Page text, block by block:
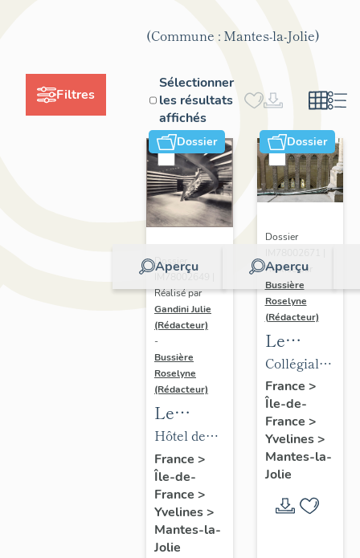
Filtres
(Commune : Mantes-la-Jolie)
Sélectionner
les résultats
affichés
Dossier
Aperçu
Dossier
IM78002649 |
Réalisé par
Gandini Julie
(Rédacteur)
-
Bussière
Roselyne
(Rédacteur)
Le
mobilier
de l'hôtel
de ville
Hôtel de
ville
France >
Île-de-
France >
Yvelines>
Mantes-la-
Jolie
Dossier
Aperçu
Dossier
Réalisé par
Bussière
Roselyne
(Rédacteur)
Le
mobilier
de la
collégiale
Collégiale
Notre-
Dame
France >
Île-de-
France >
Yvelines>
Mantes-la-
Jolie